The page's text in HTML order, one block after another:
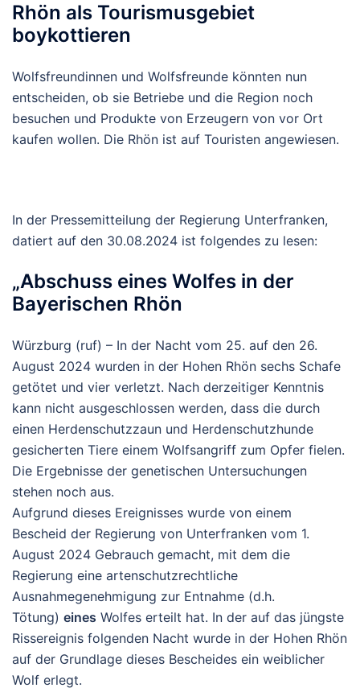
Rhön als Tourismusgebiet
boykottieren
Wolfsfreundinnen und Wolfsfreunde könnten nun
entscheiden, ob sie Betriebe und die Region noch
besuchen und Produkte von Erzeugern von vor Ort
kaufen wollen. Die Rhön ist auf Touristen angewiesen.
In der Pressemitteilung der Regierung Unterfranken,
datiert auf den 30.08.2024 ist folgendes zu lesen:
„Abschuss eines Wolfes in der
Bayerischen Rhön
Würzburg (ruf) – In der Nacht vom 25. auf den 26.
August 2024 wurden in der Hohen Rhön sechs Schafe
getötet und vier verletzt. Nach derzeitiger Kenntnis
kann nicht ausgeschlossen werden, dass die durch
einen Herdenschutzzaun und Herdenschutzhunde
gesicherten Tiere einem Wolfsangriff zum Opfer fielen.
Die Ergebnisse der genetischen Untersuchungen
stehen noch aus.
Aufgrund dieses Ereignisses wurde von einem
Bescheid der Regierung von Unterfranken vom 1.
August 2024 Gebrauch gemacht, mit dem die
Regierung eine artenschutzrechtliche
Ausnahmegenehmigung zur Entnahme (d.h.
Tötung) eines Wolfes erteilt hat. In der auf das jüngste
Rissereignis folgenden Nacht wurde in der Hohen Rhön
auf der Grundlage dieses Bescheides ein weiblicher
Wolf erlegt.